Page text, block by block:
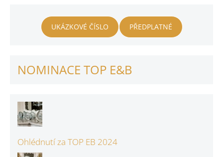
UKÁZKOVÉ ČÍSLO PŘEDPLATNÉ
NOMINACE TOP E&B
Ohlédnutí za TOP EB 2024